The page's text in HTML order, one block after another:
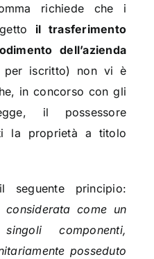
richiede che i
il trasferimento
dell’azienda
per iscritto) non vi è
in concorso con gli
il possessore
la proprietà a titolo
seguente principio:
considerata come un
componenti,
posseduto